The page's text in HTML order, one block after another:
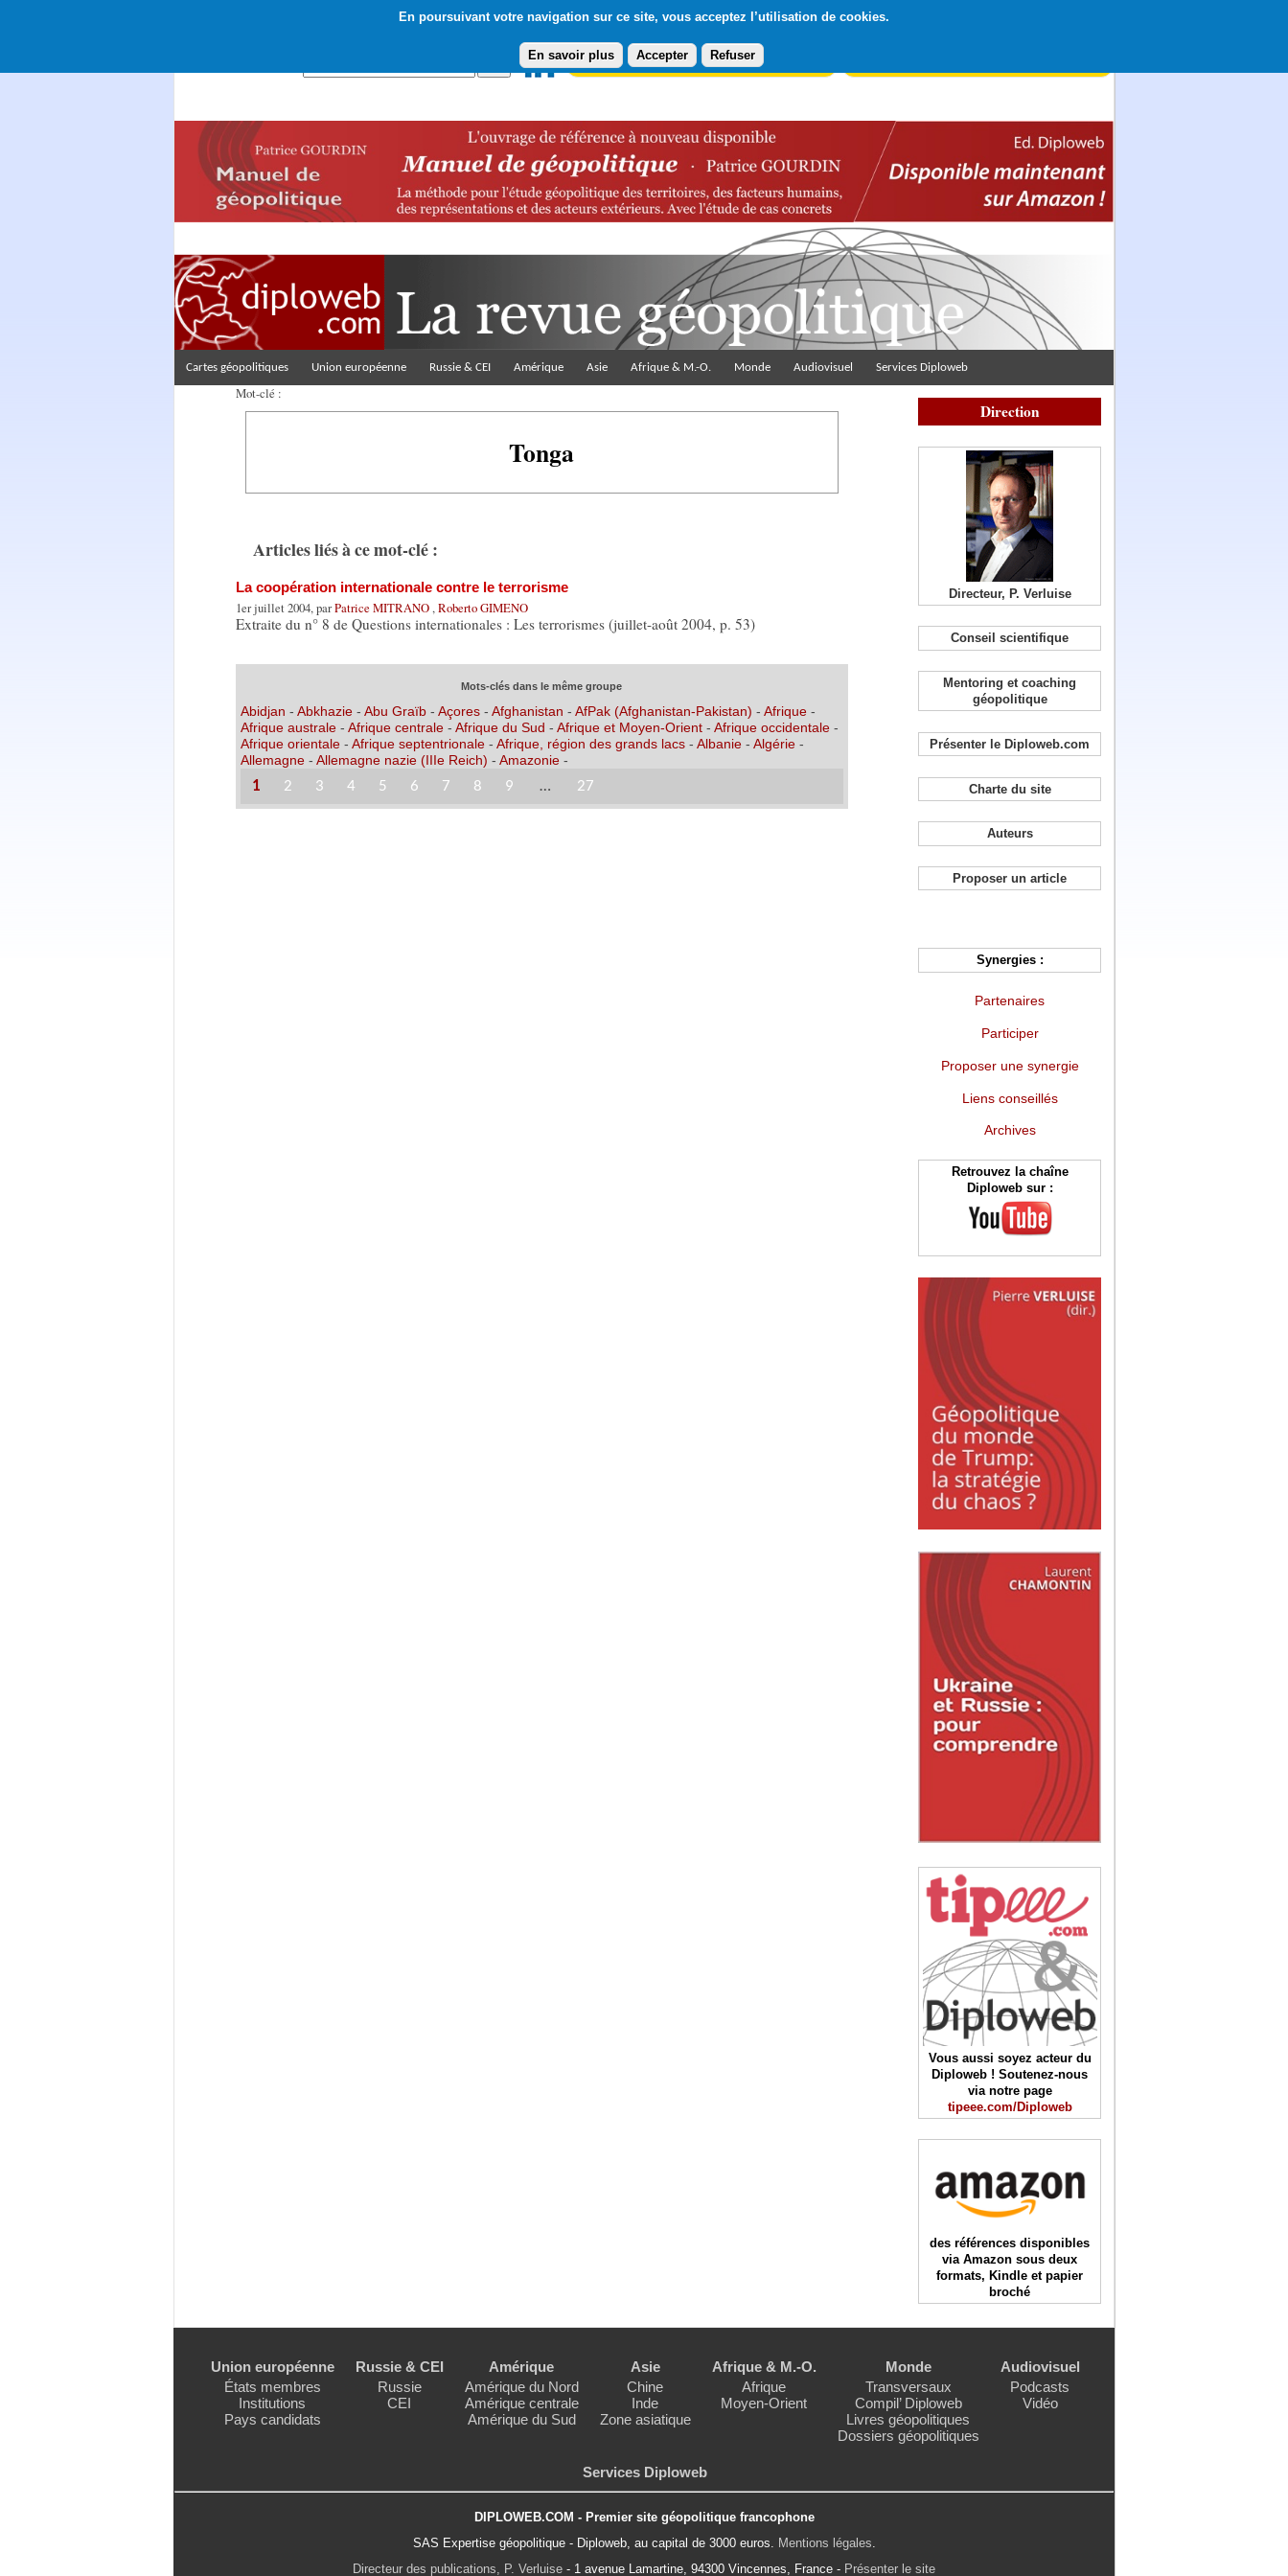
En poursuivant votre navigation sur ce site, vous acceptez l’utilisation de cookies.
En savoir plus Accepter Refuser
Abonnement gratuit à la Lettre du Diploweb
Cartes géopolitiques Union européenne Russie & CEI Amérique Asie Afrique & M.-O. Monde Audiovisuel Services Diploweb
Mot-clé :
Tonga
Articles liés à ce mot-clé :
La coopération internationale contre le terrorisme
1er juillet 2004, parPatrice MITRANO,Roberto GIMENO
Extraite du n° 8 de Questions internationales : Les terrorismes (juillet-août 2004, p. 53)
Mots-clés dans le même groupe
Abidjan - Abkhazie- Abu Graïb- Açores- Afghanistan - AfPak (Afghanistan-Pakistan) - Afrique-
Afrique australe- Afrique centrale - Afrique du Sud - Afrique et Moyen-Orient - Afrique occidentale -
Afrique orientale - Afrique septentrionale - Afrique, région des grands lacs- Albanie - Algérie -
Allemagne - Allemagne nazie (IIIe Reich) - Amazonie-
1 2 3 4 5 6 7 8 9 … 27
Direction
Directeur, P. Verluise
Conseil scientifique
Mentoring et coaching
géopolitique
Présenter le Diploweb.com
Charte du site
Auteurs
Proposer un article
Synergies :
Partenaires
Participer
Proposer une synergie
Liens conseillés
Archives
Retrouvez la chaîne
Diploweb sur :
Vous aussi soyez acteur du
Diploweb ! Soutenez-nous
via notre page
tipeee.com/Diploweb
des références disponibles
via Amazon sous deux
formats, Kindle et papier
broché
Union européenne
États membres
Institutions
Pays candidats
Russie & CEI
Russie
CEI
Amérique
Amérique du Nord
Amérique centrale
Amérique du Sud
Asie
Chine
Inde
Zone asiatique
Afrique & M.-O.
Afrique
Moyen-Orient
Monde
Transversaux
Compil’ Diploweb
Livres géopolitiques
Dossiers géopolitiques
Audiovisuel
Podcasts
Vidéo
Services Diploweb
DIPLOWEB.COM - Premier site géopolitique francophone
SAS Expertise géopolitique - Diploweb, au capital de 3000 euros.
Mentions légales
Directeur des publications, P. Verluise - 1 avenue Lamartine, 94300 Vincennes, France - Présenter le site